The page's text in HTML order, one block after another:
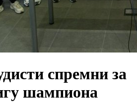
спремни за
шампиона